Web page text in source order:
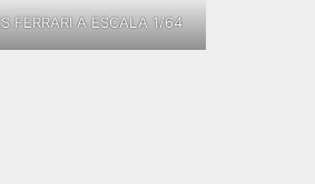
FERRARI A ESCALA 1/64